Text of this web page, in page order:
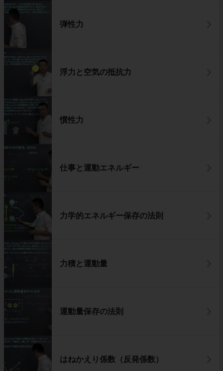
弾性力
浮力と空気の抵抗力
慣性力
仕事と運動エネルギー
力学的エネルギー保存の法則
力積と運動量
運動量保存の法則
はねかえり係数（反発係数）